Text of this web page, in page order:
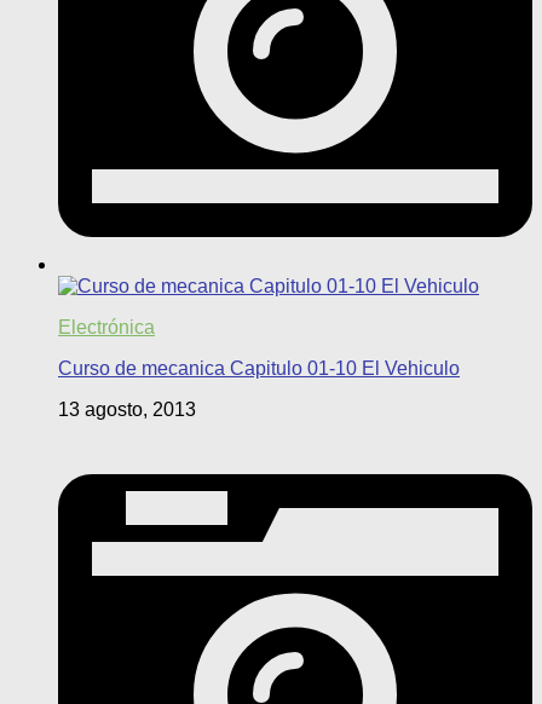
Electrónica
Curso de mecanica Capitulo 01-10 El Vehiculo
13 agosto, 2013